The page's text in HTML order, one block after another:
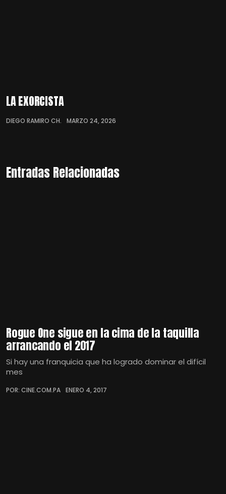
LA EXORCISTA
DIEGO RAMIRO CH. MARZO 24, 2026
Entradas Relacionadas
Rogue One sigue en la cima de la taquilla
arrancando el 2017
Si hay una franquicia que ha logrado dominar el difícil
mes
POR: CINE.COM.PA ENERO 4, 2017